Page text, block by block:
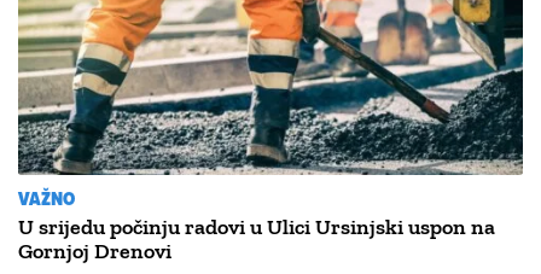
VAŽNO
U srijedu počinju radovi u Ulici Ursinjski uspon na
Gornjoj Drenovi